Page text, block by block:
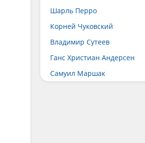
Шарль Перро
Корней Чуковский
Владимир Сутеев
Ганс Христиан Андерсен
Самуил Маршак